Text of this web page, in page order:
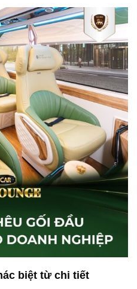
biệt từ chi tiết